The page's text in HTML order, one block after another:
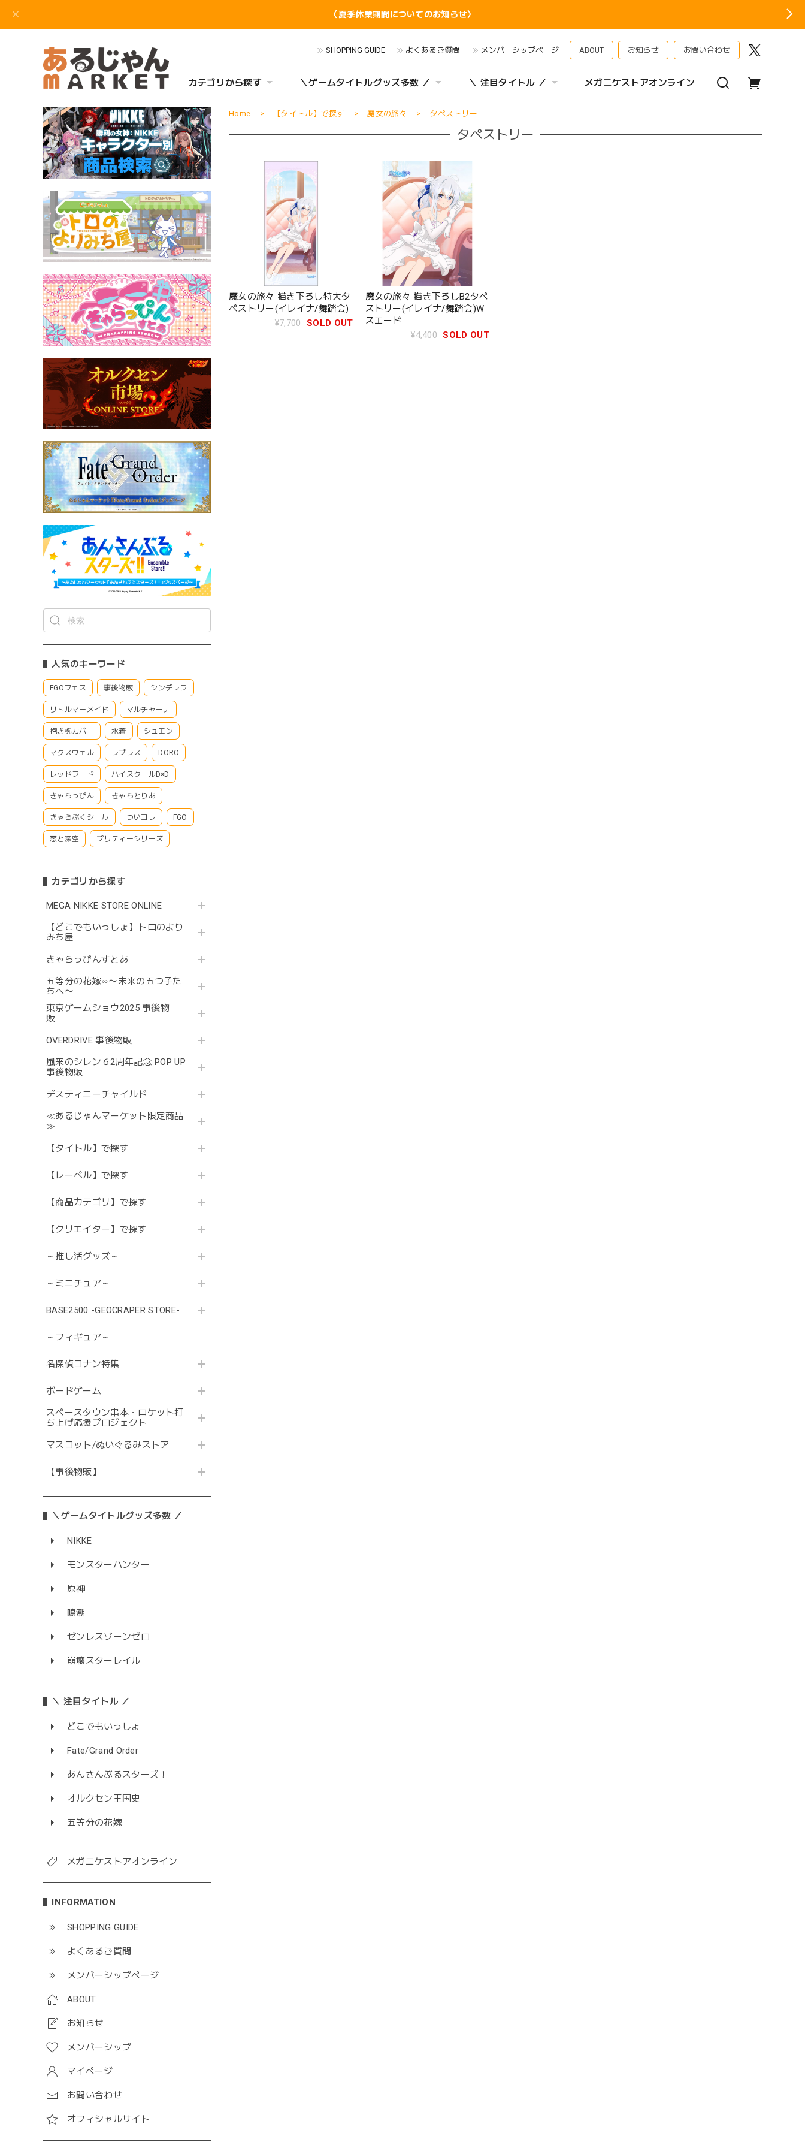
〈夏季休業期間についてのお知らせ〉
SHOPPING GUIDE よくあるご質問 メンバーシップページ ABOUT お知らせ お問い合わせ
カテゴリから探す ＼ゲームタイトルグッズ多数 ／ ＼ 注目タイトル ／ メガニケストアオンライン
人気のキーワード
FGOフェス 事後物販 シンデレラ
リトルマーメイド マルチャーナ
抱き枕カバー 水着 シュエン
マクスウェル ラプラス DORO
レッドフード ハイスクールD×D
きゃらっぴん きゃらとりあ
きゃらぷくシール ついコレ FGO
恋と深空 プリティーシリーズ
カテゴリから探す
MEGA NIKKE STORE ONLINE
【どこでもいっしょ】トロのより
みち屋
きゃらっぴんすとあ
五等分の花嫁∽〜未来の五つ子た
ちへ〜
東京ゲームショウ2025 事後物
販
OVERDRIVE 事後物販
風来のシレン６2周年記念 POP UP
事後物販
デスティニーチャイルド
≪あるじゃんマーケット限定商品
≫
【タイトル】で探す
【レーベル】で探す
【商品カテゴリ】で探す
【クリエイター】で探す
～推し活グッズ～
～ミニチュア～
BASE2500 -GEOCRAPER STORE-
～フィギュア～
名探偵コナン特集
ボードゲーム
スペースタウン串本・ロケット打
ち上げ応援プロジェクト
マスコット/ぬいぐるみストア
【事後物販】
＼ゲームタイトルグッズ多数 ／
NIKKE
モンスターハンター
原神
鳴潮
ゼンレスゾーンゼロ
崩壊スターレイル
＼ 注目タイトル ／
どこでもいっしょ
Fate/Grand Order
あんさんぶるスターズ！
オルクセン王国史
五等分の花嫁
メガニケストアオンライン
INFORMATION
SHOPPING GUIDE
よくあるご質問
メンバーシップページ
ABOUT
お知らせ
メンバーシップ
マイページ
お問い合わせ
オフィシャルサイト
Home 【タイトル】で探す 魔女の旅々 タペストリー
タペストリー
魔女の旅々 描き下ろし特大タ
ペストリー(イレイナ/舞踏会)
¥7,700
SOLD OUT
魔女の旅々 描き下ろしB2タペ
ストリー(イレイナ/舞踏会)W
スエード
¥4,400 SOLD OUT